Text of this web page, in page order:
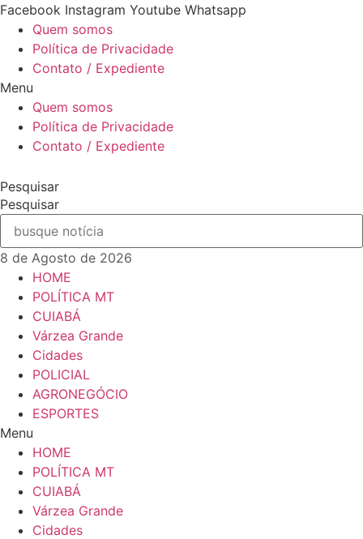
Ir
para
conteúdo
Facebook Instagram Youtube Whatsapp
Quem somos
Política de Privacidade
Contato / Expediente
Menu
Quem somos
Política de Privacidade
Contato / Expediente
Pesquisar
Pesquisar
8 de Agosto de 2026
HOME
POLÍTICA MT
CUIABÁ
Várzea Grande
Cidades
POLICIAL
AGRONEGÓCIO
ESPORTES
Menu
HOME
POLÍTICA MT
CUIABÁ
Várzea Grande
Cidades